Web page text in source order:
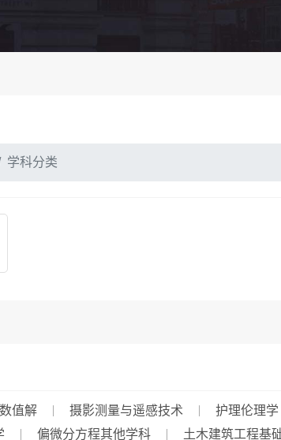
学科分类
值解 摄影测量与遥感技术 护理伦理学
偏微分方程其他学科 土木建筑工程基